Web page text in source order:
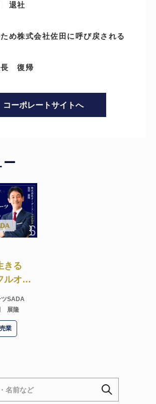
退社
め株式会社佐田に呼び戻される
長 復帰
コーポレートサイトへ
ー
きる
ルオー
に市
ーダ
ツSADA
展隆
業